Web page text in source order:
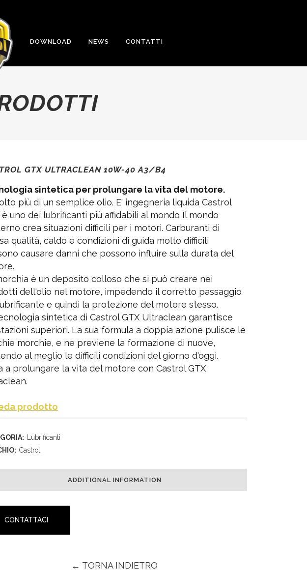
DOWNLOAD NEWS CONTATTI
GTX ULTRACLEAN 10W-40 A3/B4
sintetica per prolungare la vita del motore.
più di un semplice olio. E' ingegneria liquida Castrol
è uno dei lubrificanti più affidabili al mondo Il mondo
crea situazioni difficili per i motori. Carburanti di
qualità, caldo e condizioni di guida molto difficili
causare danni che possono influire sulla durata del
è un deposito colloso che si può creare nei
dell'olio nel motore, impedendo il corretto passaggio
e quindi la protezione del motore stesso.
sintetica di Castrol GTX Ultraclean garantisce
superiori. La sua formula a doppia azione pulisce le
morchie, e ne previene la formazione di nuove,
al meglio le difficili condizioni del giorno d'oggi.
a prolungare la vita del motore con Castrol GTX
prodotto
Lubrificanti
Castrol
ADDITIONAL INFORMATION
CONTATTACI
← TORNA INDIETRO